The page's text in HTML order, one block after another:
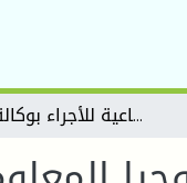
دور تكنولوجيا المعلومات في فعالية المورد البشري – بطاقة الشفاء أنموذجــا- "دراسة ميدانية بالصندوق الوطني للتأمينات الإجتماعية للأجراء بوكالة المسيلة CNAS"